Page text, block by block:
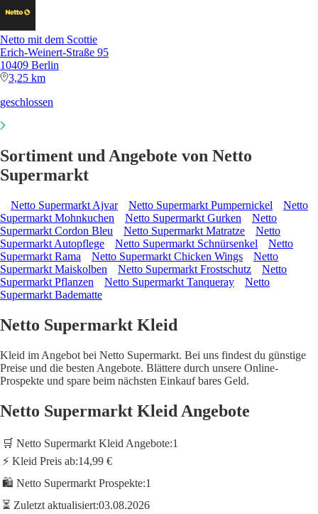
Netto mit dem Scottie
Erich-Weinert-Straße 95
10409 Berlin
3,25 km
geschlossen
Sortiment und Angebote von Netto
Supermarkt
Netto Supermarkt Ajvar Netto Supermarkt Pumpernickel
Netto
Supermarkt Mohnkuchen
Netto Supermarkt Gurken
Netto
Supermarkt Cordon Bleu
Netto Supermarkt Matratze
Netto
Supermarkt Autopflege
Netto Supermarkt Schnürsenkel
Netto
Supermarkt Rama
Netto Supermarkt Chicken Wings
Netto
Supermarkt Maiskolben
Netto Supermarkt Frostschutz
Netto
Supermarkt Pflanzen
Netto Supermarkt Tanqueray
Netto
Supermarkt Badematte
Netto Supermarkt Kleid
Kleid im Angebot bei Netto Supermarkt. Bei uns findest du günstige
Preise und die besten Angebote. Blättere durch unsere Online-
Prospekte und spare beim nächsten Einkauf bares Geld.
Netto Supermarkt Kleid Angebote
🛒 Netto Supermarkt Kleid Angebote:1
⚡ Kleid Preis ab:14,99 €
🛍️ Netto Supermarkt Prospekte:1
⏳ Zuletzt aktualisiert:03.08.2026